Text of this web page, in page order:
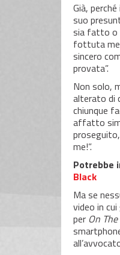
Già,
suo
sia fatto o
fottuta
sincero
provata”.
Non solo,
alterato di
chiunque
affatto
me!”.
Potrebbe
Black
Ma se
video in
per On